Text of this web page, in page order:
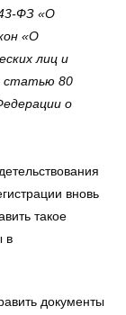
ФЗ «О
«О
лиц и
статью 80
о
вновь
такое
в
документы